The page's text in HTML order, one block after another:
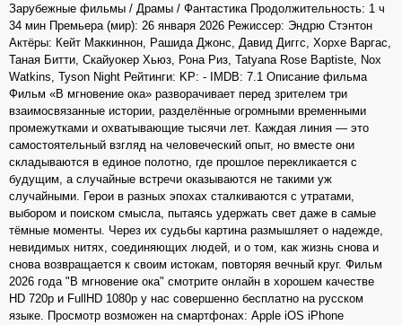
Зарубежные фильмы / Драмы / Фантастика Продолжительность: 1 ч
34 мин Премьера (мир): 26 января 2026 Режиссер: Эндрю Стэнтон
Актёры: Кейт Маккиннон, Рашида Джонс, Давид Диггс, Хорхе Варгас,
Таная Битти, Скайуокер Хьюз, Рона Риз, Tatyana Rose Baptiste, Nox
Watkins, Tyson Night Рейтинги: KP: - IMDB: 7.1 Описание фильма
Фильм «В мгновение ока» разворачивает перед зрителем три
взаимосвязанные истории, разделённые огромными временными
промежутками и охватывающие тысячи лет. Каждая линия — это
самостоятельный взгляд на человеческий опыт, но вместе они
складываются в единое полотно, где прошлое перекликается с
будущим, а случайные встречи оказываются не такими уж
случайными. Герои в разных эпохах сталкиваются с утратами,
выбором и поиском смысла, пытаясь удержать свет даже в самые
тёмные моменты. Через их судьбы картина размышляет о надежде,
невидимых нитях, соединяющих людей, и о том, как жизнь снова и
снова возвращается к своим истокам, повторяя вечный круг. Фильм
2026 года "В мгновение ока" смотрите онлайн в хорошем качестве
HD 720p и FullHD 1080p у нас совершенно бесплатно на русском
языке. Просмотр возможен на смартфонах: Apple iOS iPhone